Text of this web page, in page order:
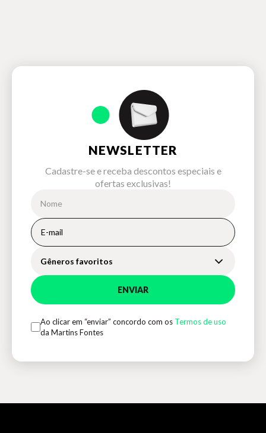
NEWSLETTER
Cadastre-se e receba descontos especiais e
ofertas exclusivas!
Gêneros favoritos
ENVIAR
Ao clicar em “enviar” concordo com os Termos de uso
da Martins Fontes